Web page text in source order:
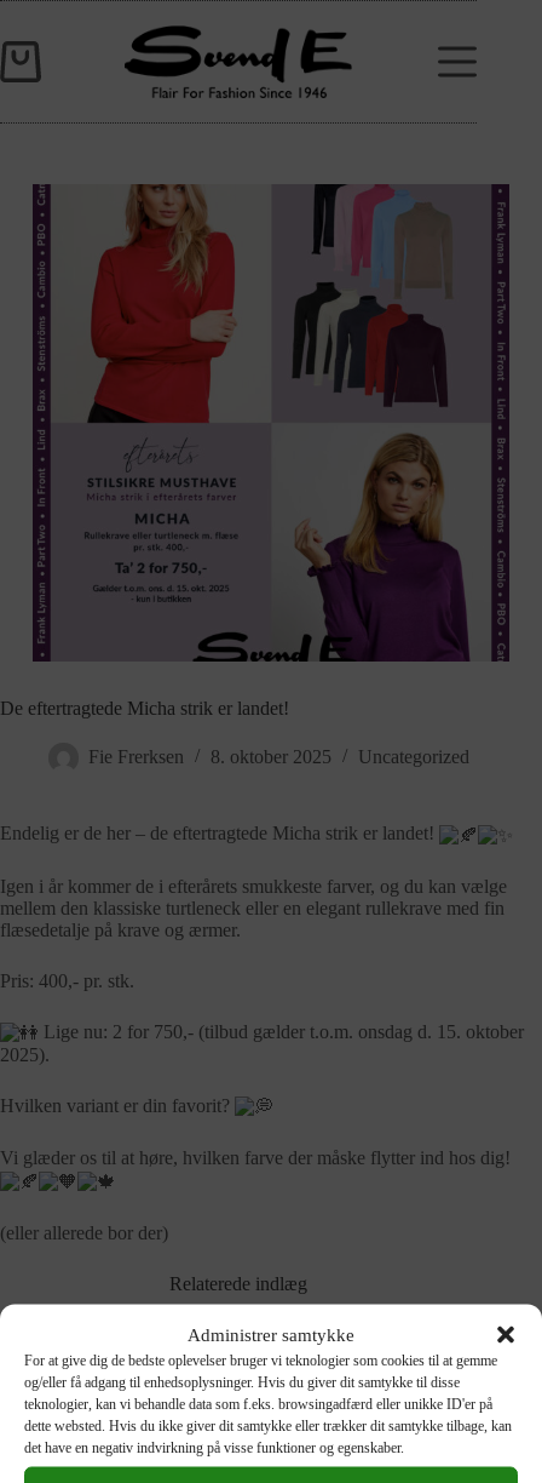
Administrer samtykke
For at give dig de bedste oplevelser bruger vi teknologier som cookies til at gemme
og/eller få adgang til enhedsoplysninger. Hvis du giver dit samtykke til disse
teknologier, kan vi behandle data som f.eks. browsingadfærd eller unikke ID'er på
dette websted. Hvis du ikke giver dit samtykke eller trækker dit samtykke tilbage, kan
det have en negativ indvirkning på visse funktioner og egenskaber.
De eftertragtede Micha strik er landet!
Fie Frerksen 8. oktober 2025 Uncategorized
Endelig er de her – de eftertragtede Micha strik er landet!
Igen i år kommer de i efterårets smukkeste farver, og du kan vælge
mellem den klassiske turtleneck eller en elegant rullekrave med fin
flæsedetalje på krave og ærmer.
Pris: 400,- pr. stk.
Lige nu: 2 for 750,- (tilbud gælder t.o.m. onsdag d. 15. oktober
2025).
Hvilken variant er din favorit?
Vi glæder os til at høre, hvilken farve der måske flytter ind hos dig!
(eller allerede bor der)
Relaterede indlæg
Pak feriekufferten til fantastiske priser!
9. juni 2026
Lækre, lette overgangsjakker 🌿
25. marts 2026